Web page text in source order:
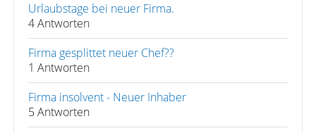
Urlaubstage bei neuer Firma.
4 Antworten
Firma gesplittet neuer Chef??
1 Antworten
Firma insolvent - Neuer Inhaber
5 Antworten